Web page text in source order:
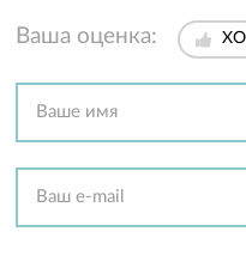
Ваша оценка: